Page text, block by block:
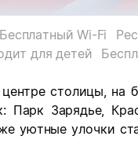
Бесплатный Wi-Fi
для детей
столицы, на
Парк Зарядье,
уютные улочки